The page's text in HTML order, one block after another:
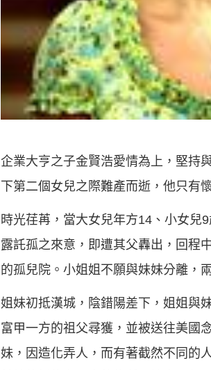
企業大亨之子金賢浩愛情為上，堅持
下第二個女兒之際難產而逝，他只有
時光荏苒，當大女兒年方14、小女兒
露託孤之來意，即遭其父轟出，回程
的孤兒院。小姐姐不願與妹妹分離，
姐妹初抵漢城，陰錯陽差下，姐姐與
富甲一方的祖父尋獲，並被送往美國
妹，因造化弄人，而有著截然不同的